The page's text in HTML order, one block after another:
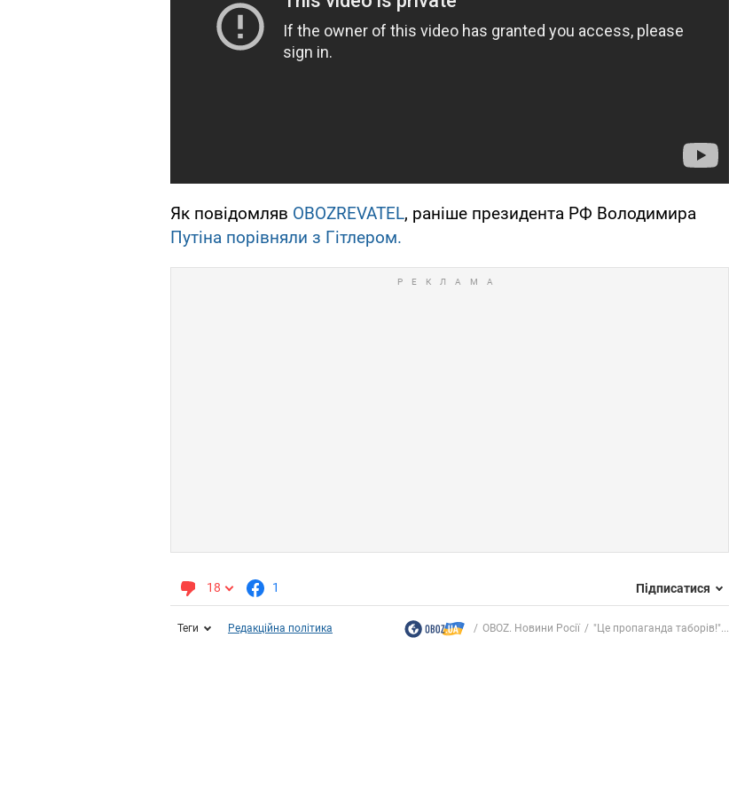
Як повідомляв OBOZREVATEL, раніше президента РФ Володимира
Путіна порівняли з Гітлером.
18 1 Підписатися
Теги Редакційна політика OBOZ. Новини Росії "Це пропаганда таборів!"...